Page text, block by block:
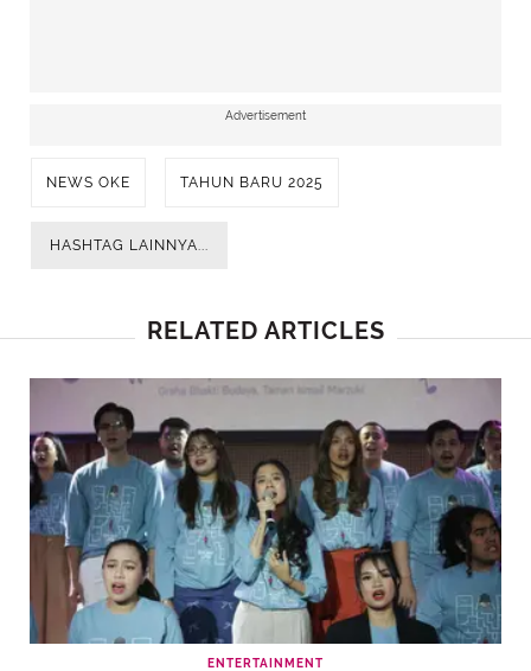
Advertisement
NEWS OKE TAHUN BARU 2025
HASHTAG LAINNYA...
RELATED ARTICLES
ENTERTAINMENT